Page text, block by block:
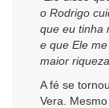
o Rodrigo
que eu tinha
e que Ele
maior
A fé se
Vera.